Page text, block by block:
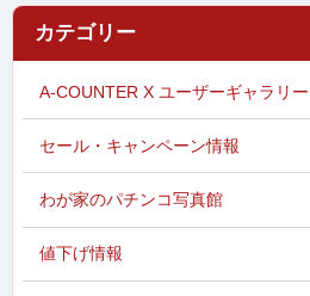
カテゴリー
A-COUNTER X ユーザーギャラリー
セール・キャンペーン情報
わが家のパチンコ写真館
値下げ情報